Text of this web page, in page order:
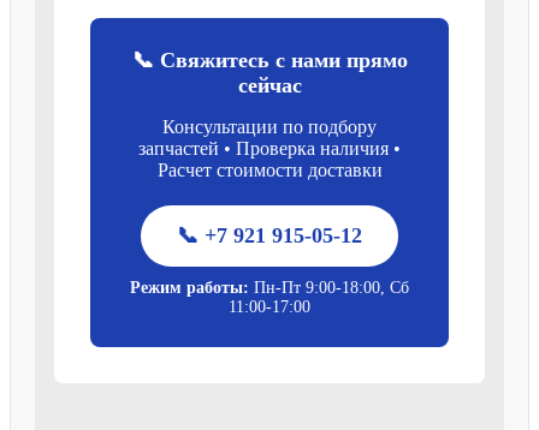
📞 Свяжитесь с нами прямо
сейчас
Консультации по подбору
запчастей • Проверка наличия •
Расчет стоимости доставки
📞 +7 921 915-05-12
Режим работы: Пн-Пт 9:00-18:00, Сб
11:00-17:00